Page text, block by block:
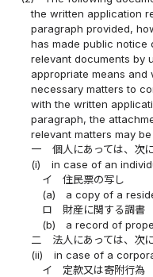
the written application
paragraph provided,
has made public notice
relevant documents by
appropriate means and
necessary matters to
with the written
paragraph, the
relevant matters may be
一
個人にあっては、次
(i)
in case of an
イ
住民票の写し
(a)
a copy of a
ロ
財産に関する調書
(b)
a record of
二
法人にあっては、次
(ii)
in case of a
イ
定款又は寄附行為